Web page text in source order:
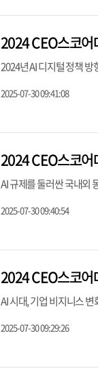
2024 CEO스코어
2024년 AI 디지털 정책
2025-07-30 09:41:08
2024 CEO스코어
AI 규제를 둘러싼 국내외
2025-07-30 09:40:54
2024 CEO스코어
AI 시대, 기업 비지니스
2025-07-30 09:29:26